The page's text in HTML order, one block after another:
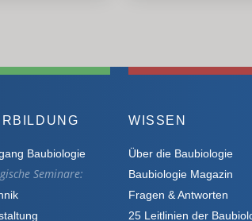
Baubiologie
Seminare:
WISSEN
Über die Baubiologie
Baubiologie Magazin
Fragen & Antworten
25 Leitlinien der